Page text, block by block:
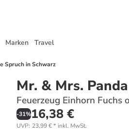
Marken Travel
Spruch in Schwarz
Mr. & Mrs. Panda
Feuerzeug Einhorn Fuchs
-31%16,38 €
UVP: 23,99 €* inkl. MwSt.